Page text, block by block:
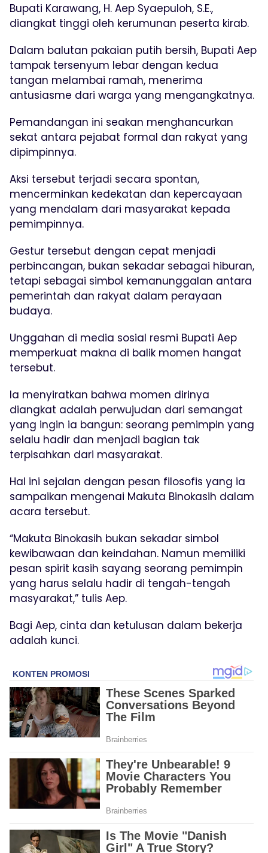
Bupati Karawang, H. Aep Syaepuloh, S.E.,
diangkat tinggi oleh kerumunan peserta kirab.
Dalam balutan pakaian putih bersih, Bupati Aep
tampak tersenyum lebar dengan kedua
tangan melambai ramah, menerima
antusiasme dari warga yang mengangkatnya.
Pemandangan ini seakan menghancurkan
sekat antara pejabat formal dan rakyat yang
dipimpinnya.
Aksi tersebut terjadi secara spontan,
mencerminkan kedekatan dan kepercayaan
yang mendalam dari masyarakat kepada
pemimpinnya.
Gestur tersebut dengan cepat menjadi
perbincangan, bukan sekadar sebagai hiburan,
tetapi sebagai simbol kemanunggalan antara
pemerintah dan rakyat dalam perayaan
budaya.
Unggahan di media sosial resmi Bupati Aep
memperkuat makna di balik momen hangat
tersebut.
Ia menyiratkan bahwa momen dirinya
diangkat adalah perwujudan dari semangat
yang ingin ia bangun: seorang pemimpin yang
selalu hadir dan menjadi bagian tak
terpisahkan dari masyarakat.
Hal ini sejalan dengan pesan filosofis yang ia
sampaikan mengenai Makuta Binokasih dalam
acara tersebut.
“Makuta Binokasih bukan sekadar simbol
kewibawaan dan keindahan. Namun memiliki
pesan spirit kasih sayang seorang pemimpin
yang harus selalu hadir di tengah-tengah
masyarakat,” tulis Aep.
Bagi Aep, cinta dan ketulusan dalam bekerja
adalah kunci.